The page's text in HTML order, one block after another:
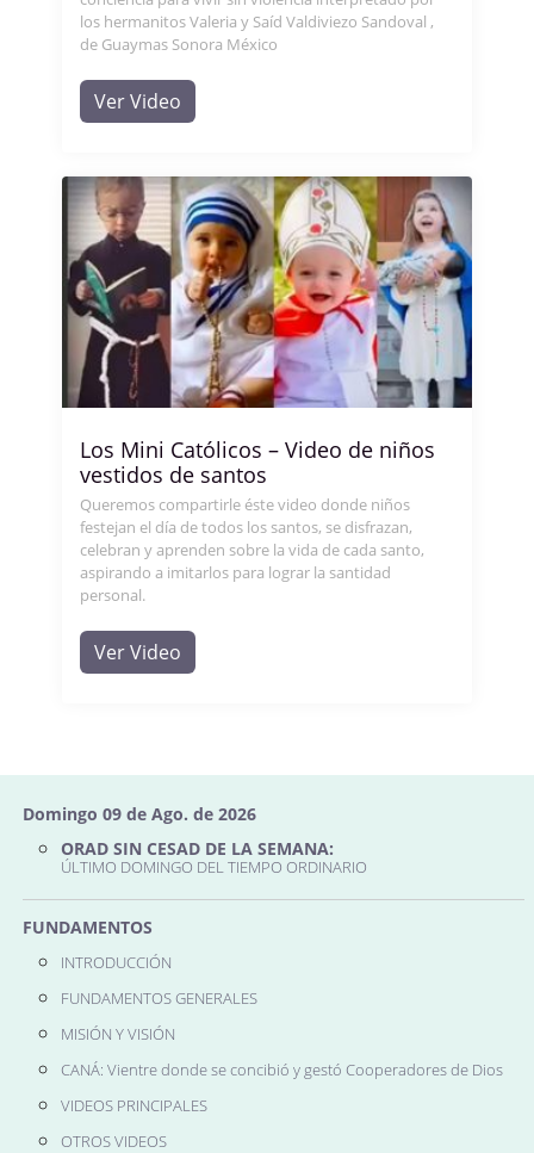
los hermanitos Valeria y Saíd Valdiviezo Sandoval ,
de Guaymas Sonora México
Ver Video
Los Mini Católicos – Video de niños
vestidos de santos
Queremos compartirle éste video donde niños
festejan el día de todos los santos, se disfrazan,
celebran y aprenden sobre la vida de cada santo,
aspirando a imitarlos para lograr la santidad
personal.
Ver Video
Domingo 09 de Ago. de 2026
ORAD SIN CESAD DE LA SEMANA:
ÚLTIMO DOMINGO DEL TIEMPO ORDINARIO
FUNDAMENTOS
INTRODUCCIÓN
FUNDAMENTOS GENERALES
MISIÓN Y VISIÓN
CANÁ: Vientre donde se concibió y gestó Cooperadores de Dios
VIDEOS PRINCIPALES
OTROS VIDEOS